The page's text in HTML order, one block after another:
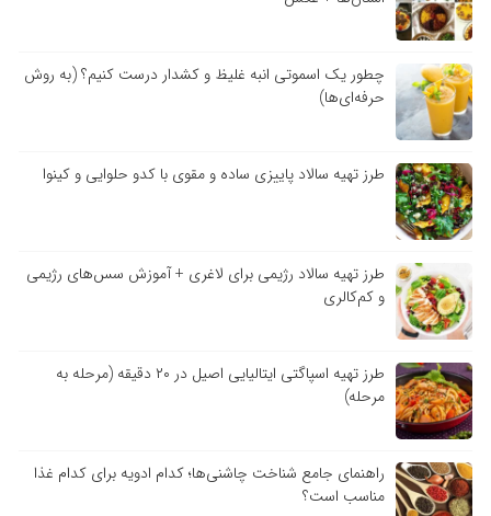
چطور یک اسموتی انبه غلیظ و کشدار درست کنیم؟ (به روش
حرفه‌ای‌ها)
طرز تهیه سالاد پاییزی ساده و مقوی با کدو حلوایی و کینوا
طرز تهیه سالاد رژیمی برای لاغری + آموزش سس‌های رژیمی
و کم‌کالری
طرز تهیه اسپاگتی ایتالیایی اصیل در ۲۰ دقیقه (مرحله به
مرحله)
راهنمای جامع شناخت چاشنی‌ها؛ کدام ادویه برای کدام غذا
مناسب است؟